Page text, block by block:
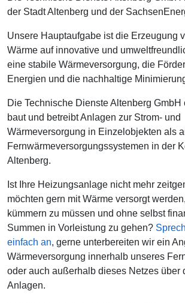
der Stadt Altenberg und der
Unsere Hauptaufgabe ist die Erzeugung
Wärme auf innovative und
eine stabile Wärmeversorgung, die
Energien und die nachhaltige
Die Technische Dienste Altenberg GmbH
baut und betreibt Anlagen zur Strom- und
Wärmeversorgung in Einzelobjekten als
Fernwärmeversorgungssystemen in der
Altenberg.
Ist Ihre Heizungsanlage nicht mehr
möchten gern mit Wärme versorgt
kümmern zu müssen und ohne selbst
Summen in Vorleistung zu gehen?
einfach an, gerne unterbereiten wir ein
Wärmeversorgung innerhalb unseres
oder auch außerhalb dieses Netzes über
Anlagen.